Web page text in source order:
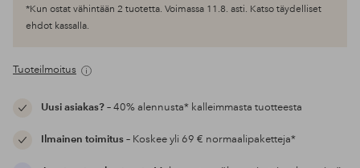
*Kun ostat vähintään 2 tuotetta. Voimassa 11.8. asti. Katso täydelliset
ehdot kassalla.
Tuoteilmoitus
Uusi asiakas?– 40% alennusta* kalleimmasta tuotteesta
Ilmainen toimitus– Koskee yli 69 € normaalipaketteja*